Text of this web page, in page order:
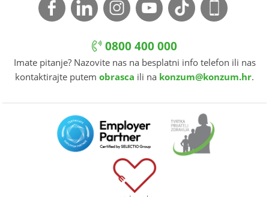
0800 400 000
Imate pitanje? Nazovite nas na besplatni info telefon ili nas
kontaktirajte putem obrasca ili na konzum@konzum.hr.